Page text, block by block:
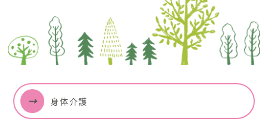
身体介護